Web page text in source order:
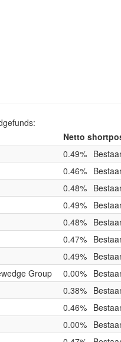
Netto
0.49%
0.46%
0.48%
0.49%
0.48%
0.47%
0.49%
Group 0.00%
0.38%
0.46%
0.00%